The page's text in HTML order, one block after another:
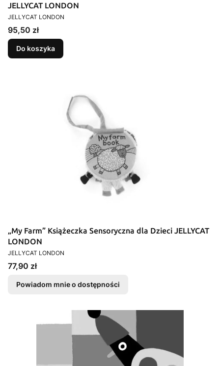
JELLYCAT LONDON
PRODUCENT
JELLYCAT LONDON
Cena
95,50 zł
Do koszyka
„My Farm” Książeczka Sensoryczna dla Dzieci JELLYCAT
LONDON
PRODUCENT
JELLYCAT LONDON
Cena
77,90 zł
Powiadom mnie o dostępności